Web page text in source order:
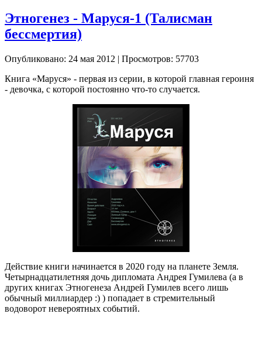
Этногенез - Маруся-1 (Талисман
бессмертия)
Опубликовано: 24 мая 2012 | Просмотров: 57703
Книга «Маруся» - первая из серии, в которой главная героиня
- девочка, с которой постоянно что-то случается.
Действие книги начинается в 2020 году на планете Земля.
Четырнадцатилетняя дочь дипломата Андрея Гумилева (а в
других книгах Этногенеза Андрей Гумилев всего лишь
обычный миллиардер :) ) попадает в стремительный
водоворот невероятных событий.